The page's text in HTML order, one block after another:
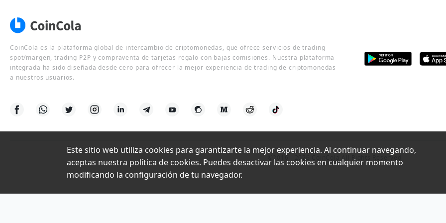
CoinCola es la plataforma global de intercambio de criptomonedas, que ofrece servicios de trading
spot/margen, trading P2P y compraventa de tarjetas regalo con bajas comisiones. Nuestra plataforma
integrada ha sido diseñada desde cero para ofrecer la mejor experiencia de trading de criptomonedas
a nuestros usuarios.
©2016 - 2026 CoinCola All Rights Reserved
Este sitio web utiliza cookies para garantizarte la mejor experiencia. Al continuar navegando,
aceptas nuestra política de cookies. Puedes desactivar las cookies en cualquier momento
modificando la configuración de tu navegador.